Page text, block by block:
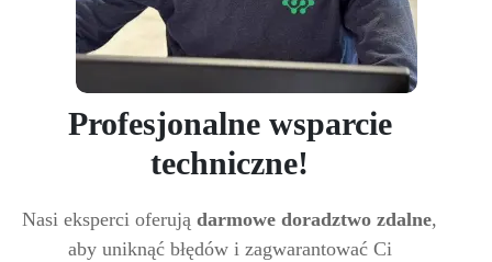
Profesjonalne wsparcie
techniczne!
Nasi eksperci oferują darmowe doradztwo zdalne,
aby uniknąć błędów i zagwarantować Ci